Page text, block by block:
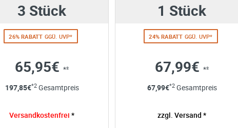
abgeschlossener Bearbeitung Ihrer Anfrage gelöscht. Sie können
3 Stück
26% RABATT GGÜ. UVP*
65,95€ *²
197,85€*2Gesamtpreis
Versandkostenfrei *
1 Stück
24% RABATT GGÜ. UVP*
67,99€ *²
67,99€*2Gesamtpreis
zzgl. Versand *